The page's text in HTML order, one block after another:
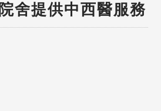
舍提供中西醫服務